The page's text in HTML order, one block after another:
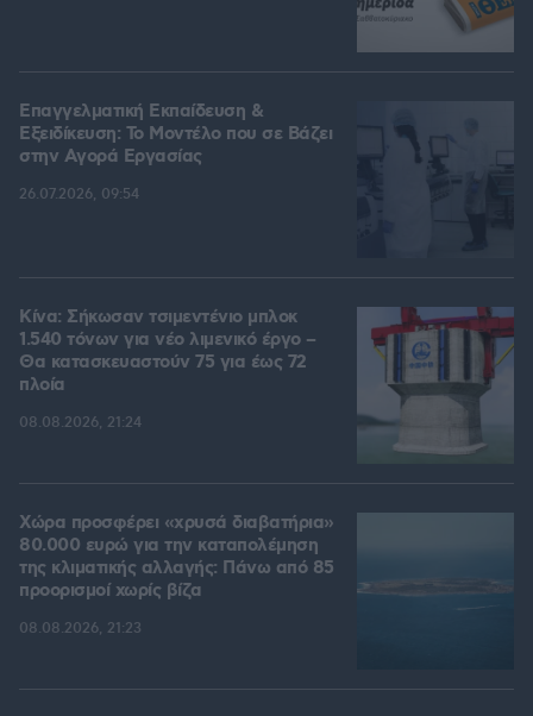
Επαγγελματική Εκπαίδευση &
Εξειδίκευση: Το Mοντέλο που σε Bάζει
στην Aγορά Eργασίας
26.07.2026, 09:54
Κίνα: Σήκωσαν τσιμεντένιο μπλοκ
1.540 τόνων για νέο λιμενικό έργο –
Θα κατασκευαστούν 75 για έως 72
πλοία
08.08.2026, 21:24
Χώρα προσφέρει «χρυσά διαβατήρια»
80.000 ευρώ για την καταπολέμηση
της κλιματικής αλλαγής: Πάνω από 85
προορισμοί χωρίς βίζα
08.08.2026, 21:23